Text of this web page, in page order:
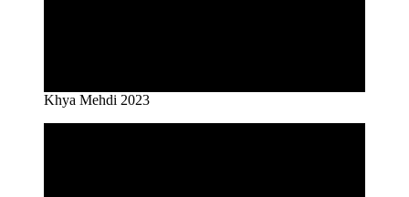
Khya Mehdi 2023